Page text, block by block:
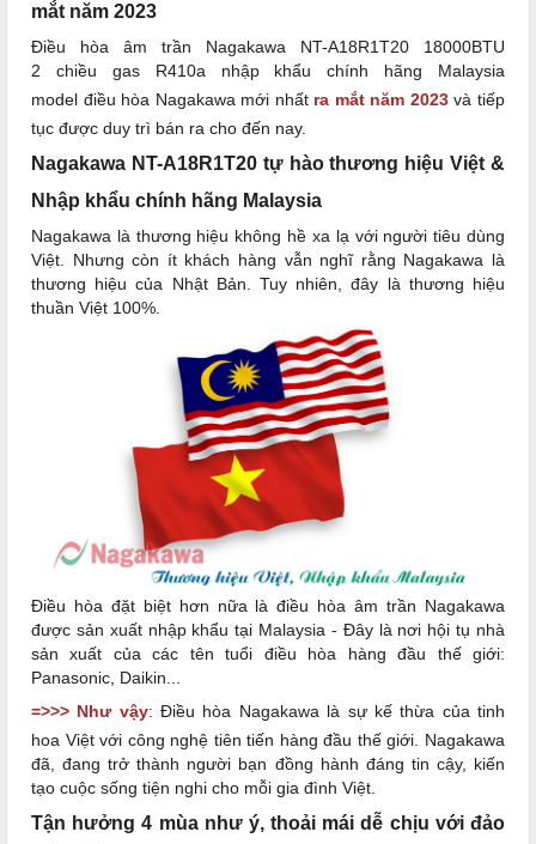
mắt năm 2023
Điều hòa âm trần Nagakawa NT-A18R1T20 18000BTU
2 chiều gas R410a nhập khẩu chính hãng Malaysia
model điều hòa Nagakawa mới nhất ra mắt năm 2023và tiếp
tục được duy trì bán ra cho đến nay.
Nagakawa NT-A18R1T20 tự hào thương hiệu Việt &
Nhập khẩu chính hãng Malaysia
Nagakawa là thương hiệu không hề xa lạ với người tiêu dùng
Việt. Nhưng còn ít khách hàng vẫn nghĩ rằng Nagakawa là
thương hiệu của Nhật Bản. Tuy nhiên, đây là thương hiệu
thuần Việt 100%.
Điều hòa đặt biệt hơn nữa là điều hòa âm trần Nagakawa
được sản xuất nhập khẩu tại Malaysia - Đây là nơi hội tụ nhà
sản xuất của các tên tuổi điều hòa hàng đầu thế giới:
Panasonic, Daikin...
=>>> Như vậy: Điều hòa Nagakawa là sự kế thừa của tinh
hoa Việt với công nghệ tiên tiến hàng đầu thế giới. Nagakawa
đã, đang trở thành người bạn đồng hành đáng tin cậy, kiến
tạo cuộc sống tiện nghi cho mỗi gia đình Việt.
Tận hưởng 4 mùa như ý, thoải mái dễ chịu với đảo